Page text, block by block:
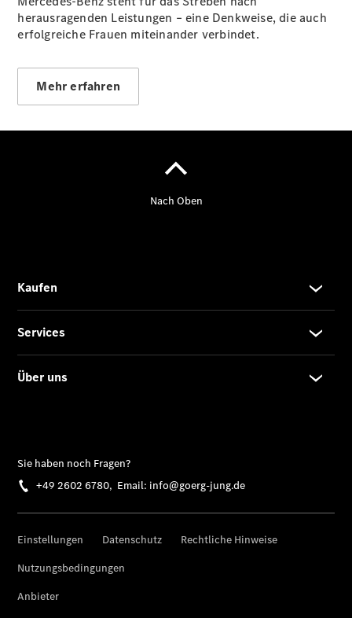
herausragenden Leistungen – eine Denkweise, die auch
erfolgreiche Frauen miteinander verbindet.
Mehr erfahren